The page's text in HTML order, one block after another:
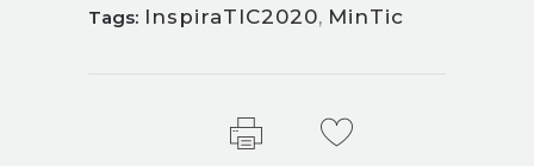
Tags: InspiraTIC2020, MinTic